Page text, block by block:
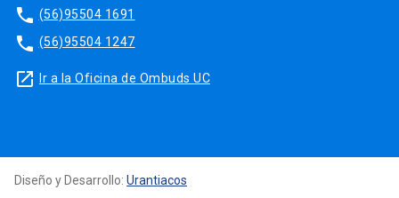
phone (56)95504 1691
phone (56)95504 1247
launch Ir a la Oficina de Ombuds UC
Diseño y Desarrollo: Urantiacos